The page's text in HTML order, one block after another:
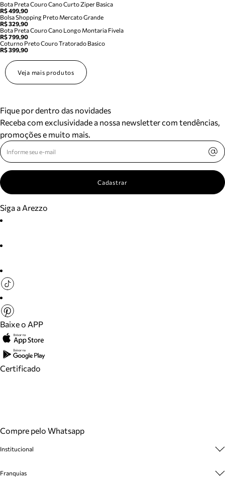
Bota Preta Couro Cano Curto Ziper Basica
R$ 499,90
Bolsa Shopping Preto Mercato Grande
R$ 329,90
Bota Preta Couro Cano Longo Montaria Fivela
R$ 799,90
Coturno Preto Couro Tratorado Basico
R$ 399,90
Veja mais produtos
Fique por dentro das novidades
Receba com exclusividade a nossa newsletter com tendências,
promoções e muito mais.
Cadastrar
Siga a Arezzo
Baixe o APP
Certificado
Compre pelo Whatsapp
Institucional
Cashback
Franquias